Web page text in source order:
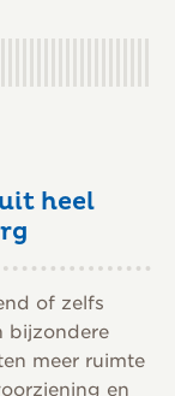
heel
of zelfs
bijzondere
meer ruimte
en